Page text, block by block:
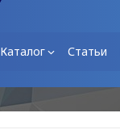
Каталог Статьи